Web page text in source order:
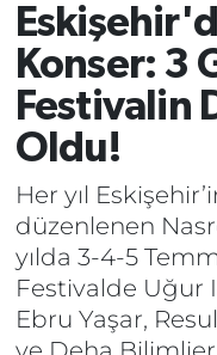
Konser: 3
Festivalin
Oldu!
Her yıl
düzenlenen
yılda 3-4-5
Festivalde Uğur
Ebru Yaşar,